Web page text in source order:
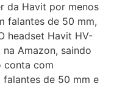
da Havit por menos
falantes de 50 mm,
headset Havit HV-
Amazon, saindo
conta com
falantes de 50 mm e